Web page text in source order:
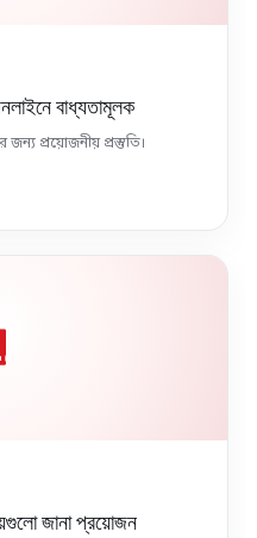
বাধ্যতামূলক
জন্য প্রয়োজনীয় প্রস্তুতি।
জানা প্রয়োজন